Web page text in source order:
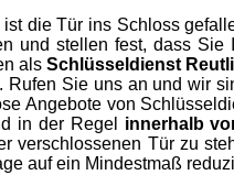
die Tür ins Schloss
und stellen fest, dass Sie
als Schlüsseldienst
Sie uns an und wir
Angebote von
in der Regel innerhalb
verschlossenen Tür zu
auf ein Mindestmaß